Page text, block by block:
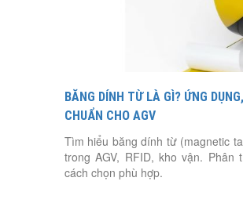
BĂNG DÍNH TỪ LÀ GÌ? ỨNG
CHUẨN CHO AGV
Tìm hiểu băng dính từ (magnetic
trong AGV, RFID, kho vận.
cách chọn phù hợp.